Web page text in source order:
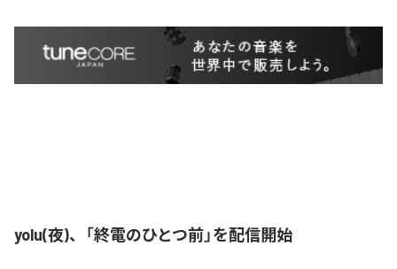
yolu(夜)、「終電のひとつ前」を配信開始